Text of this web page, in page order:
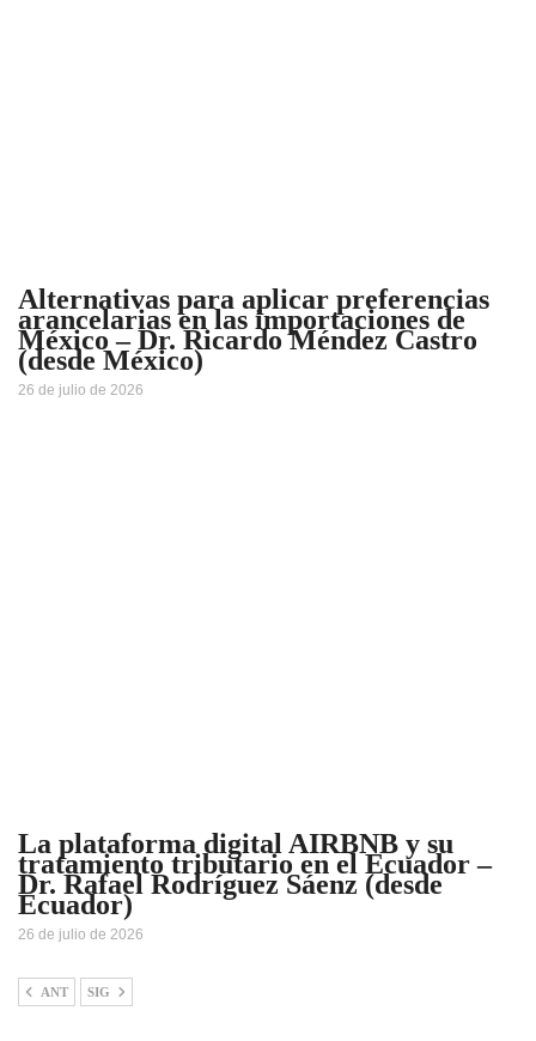
Alternativas para aplicar preferencias
arancelarias en las importaciones de
México – Dr. Ricardo Méndez Castro
(desde México)
26 de julio de 2026
La plataforma digital AIRBNB y su
tratamiento tributario en el Ecuador –
Dr. Rafael Rodríguez Sáenz (desde
Ecuador)
26 de julio de 2026
ANT SIG